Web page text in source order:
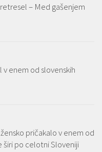
– Med gašenjem
v enem od slovenskih
pričakalo v enem od
širi po celotni Sloveniji